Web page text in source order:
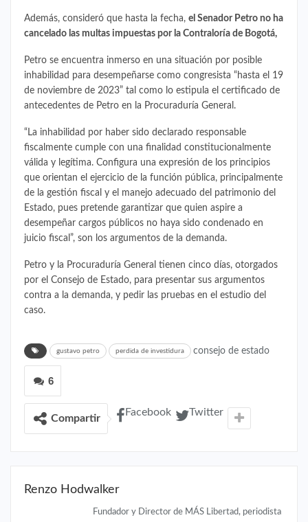
Además, consideró que hasta la fecha, el Senador Petro no ha
cancelado las multas impuestas por la Contraloría de Bogotá,
Petro se encuentra inmerso en una situación por posible
inhabilidad para desempeñarse como congresista “hasta el 19
de noviembre de 2023” tal como lo estipula el certificado de
antecedentes de Petro en la Procuraduría General.
“La inhabilidad por haber sido declarado responsable
fiscalmente cumple con una finalidad constitucionalmente
válida y legítima. Configura una expresión de los principios
que orientan el ejercicio de la función pública, principalmente
de la gestión fiscal y el manejo adecuado del patrimonio del
Estado, pues pretende garantizar que quien aspire a
desempeñar cargos públicos no haya sido condenado en
juicio fiscal”, son los argumentos de la demanda.
Petro y la Procuraduría General tienen cinco días, otorgados
por el Consejo de Estado, para presentar sus argumentos
contra a la demanda, y pedir las pruebas en el estudio del
caso.
consejo de estado
gustavo petro perdida de investidura
6
Compartir
Facebook Twitter
Renzo Hodwalker
Fundador y Director de MÁS Libertad, periodista